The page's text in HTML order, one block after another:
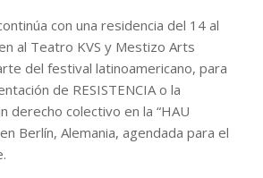
con una residencia del 14 al
al Teatro KVS y Mestizo Arts
del festival latinoamericano, para
de RESISTENCIA o la
derecho colectivo en la “HAU
Berlín, Alemania, agendada para el